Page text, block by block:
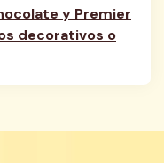
y Premier
decorativos o